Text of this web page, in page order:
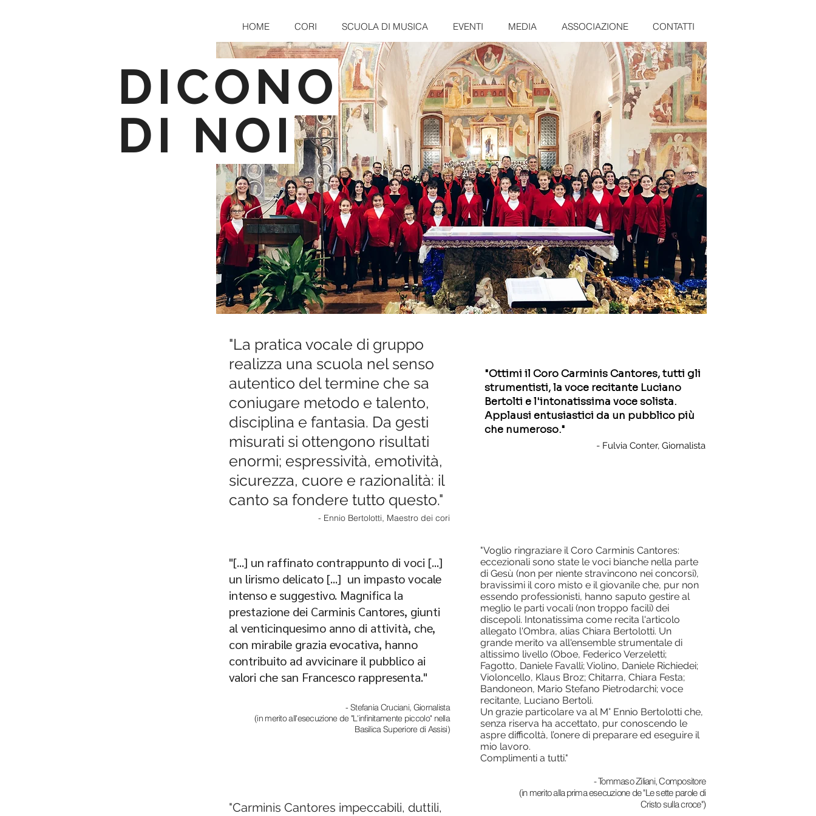
HOME CORI SCUOLA DI MUSICA EVENTI MEDIA ASSOCIAZIONE CONTATTI
DICONO
DI NOI
"La pratica vocale di gruppo
realizza una scuola nel senso
autentico del termine che sa
coniugare metodo e talento,
disciplina e fantasia. Da gesti
misurati si ottengono risultati
enormi; espressività, emotività,
sicurezza, cuore e razionalità: il
canto sa fondere tutto questo."
- Ennio Bertolotti, Maestro dei cori
"[...] un raffinato contrappunto di voci [...]
un lirismo delicato [...] un impasto vocale
intenso e suggestivo. Magnifica la
prestazione dei Carminis Cantores, giunti
al venticinquesimo anno di attività, che,
con mirabile grazia evocativa, hanno
contribuito ad avvicinare il pubblico ai
valori che san Francesco rappresenta."
- Stefania Cruciani, Giornalista
(in merito all'esecuzione de "L'infinitamente piccolo" nella
Basilica Superiore di Assisi)
"Carminis Cantores impeccabili, duttili,
"Ottimi il Coro Carminis Cantores, tutti gli
strumentisti, la voce recitante Luciano
Bertolti e l'intonatissima voce solista.
Applausi entusiastici da un pubblico più
che numeroso."
- Fulvia Conter, Giornalista
"Voglio ringraziare il Coro Carminis Cantores:
eccezionali sono state le voci bianche nella parte
di Gesù (non per niente stravincono nei concorsi),
bravissimi il coro misto e il giovanile che, pur non
essendo professionisti, hanno saputo gestire al
meglio le parti vocali (non troppo facili) dei
discepoli. Intonatissima come recita l'articolo
allegato l'Ombra, alias Chiara Bertolotti. Un
grande merito va all'ensemble strumentale di
altissimo livello (Oboe, Federico Verzeletti;
Fagotto, Daniele Favalli; Violino, Daniele Richiedei;
Violoncello, Klaus Broz; Chitarra, Chiara Festa;
Bandoneon, Mario Stefano Pietrodarchi; voce
recitante, Luciano Bertoli.
Un grazie particolare va al M° Ennio Bertolotti che,
senza riserva ha accettato, pur conoscendo le
aspre difficoltà, l’onere di preparare ed eseguire il
mio lavoro.
Complimenti a tutti."
- Tommaso Ziliani, Compositore
(in meritoalla prima esecuzione de "Le sette parole di
Cristosulla croce")